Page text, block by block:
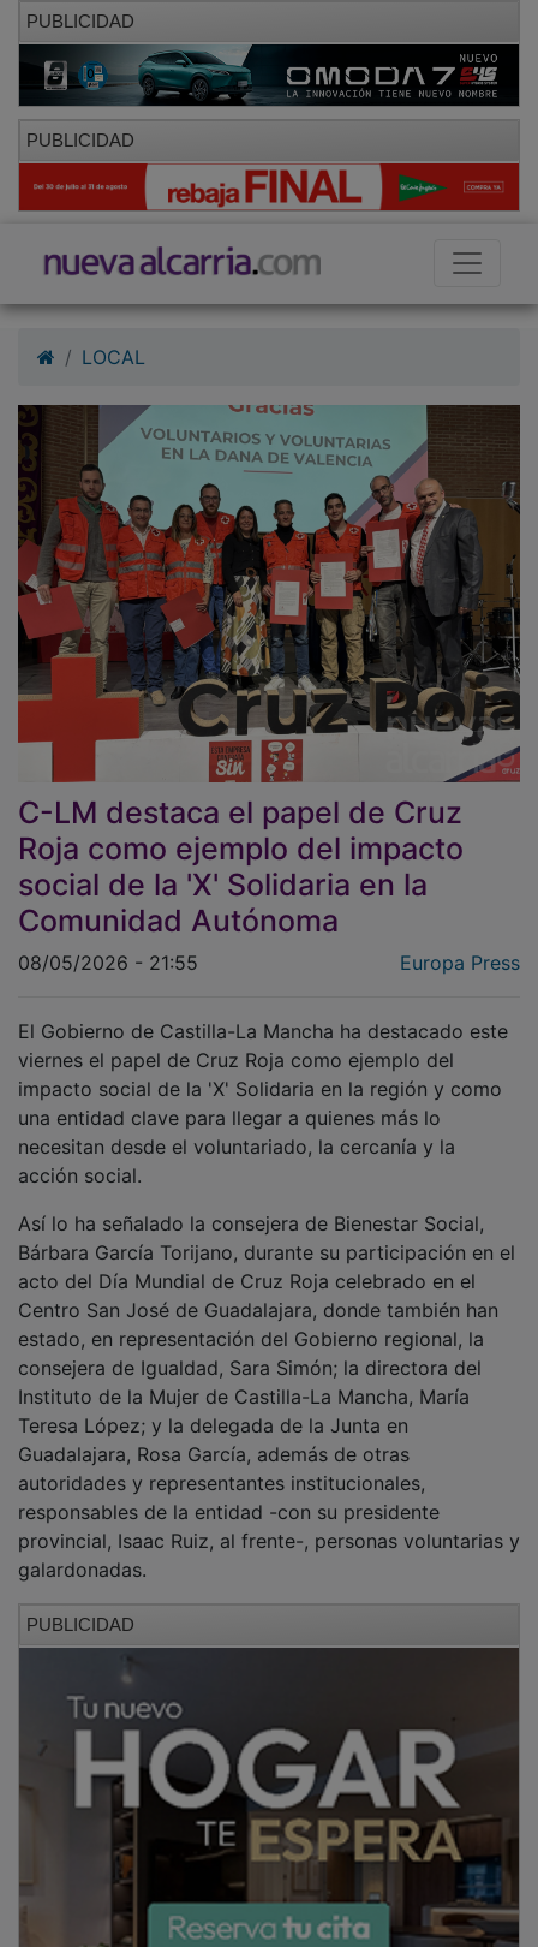
PUBLICIDAD
PUBLICIDAD
C-LM destaca el papel de Cruz
Roja como ejemplo del impacto
social de la 'X' Solidaria en la
Comunidad Autónoma
viernes el papel de Cruz Roja como ejemplo del
impacto social de la 'X' Solidaria en la región y como
una entidad clave para llegar a quienes más lo
necesitan desde el voluntariado, la cercanía y la
acción social.
Bárbara García Torijano, durante su participación en el
acto del Día Mundial de Cruz Roja celebrado en el
Centro San José de Guadalajara, donde también han
estado, en representación del Gobierno regional, la
consejera de Igualdad, Sara Simón; la directora del
Instituto de la Mujer de Castilla-La Mancha, María
Teresa López; y la delegada de la Junta en
Guadalajara, Rosa García, además de otras
autoridades y representantes institucionales,
responsables de la entidad -con su presidente
provincial, Isaac Ruiz, al frente-, personas voluntarias y
galardonadas.
García Torijano ha subrayado que esta jornada es "un
día para reconocer a Cruz Roja, pero sobre todo para
reconocer a las personas que hacen posible Cruz Roja
cada día: quienes están cerca cuando alguien necesita
ayuda, quienes acompañan en silencio, quienes
sostienen a familias en momentos difíciles y quienes
hacen que la solidaridad no sea solo una palabra, sino
una respuesta concreta".
PUBLICIDAD